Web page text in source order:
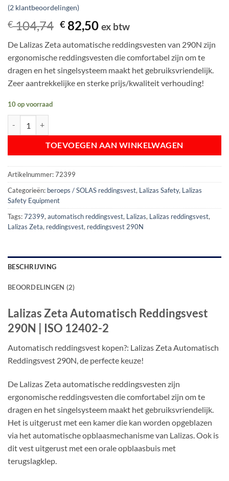
Gewaardeerd
5op 5
gebaseerd
op
2
(2 klantbeoordelingen)
€104,74 Oorspronkelijke
prijs
was:
€ 104,74.
€ 82,50Huidige
is:
€ 82,50.
ex btw
De Lalizas Zeta automatische reddingsvesten van 290N zijn
ergonomische reddingsvesten die comfortabel zijn om te
dragen en het singelsysteem maakt het gebruiksvriendelijk.
Zeer aantrekkelijke en sterke prijs/kwaliteit verhouding!
10 op voorraad
TOEVOEGEN AAN WINKELWAGEN
Artikelnummer:72399
Categorieën: beroeps / SOLAS reddingsvest, Lalizas Safety, Lalizas
Safety Equipment
Tags:72399, automatisch reddingsvest, Lalizas, Lalizas reddingsvest,
Lalizas Zeta, reddingsvest, reddingsvest 290N
BESCHRIJVING
BEOORDELINGEN (2)
Lalizas Zeta Automatisch Reddingsvest
290N | ISO 12402-2
Automatisch reddingsvest kopen?: Lalizas Zeta Automatisch
Reddingsvest 290N, de perfecte keuze!
De Lalizas Zeta automatische reddingsvesten zijn
ergonomische reddingsvesten die comfortabel zijn om te
dragen en het singelsysteem maakt het gebruiksvriendelijk.
Het is uitgerust met een kamer die kan worden opgeblazen
via het automatische opblaasmechanisme van Lalizas. Ook is
dit vest uitgerust met een orale opblaasbuis met
terugslagklep.